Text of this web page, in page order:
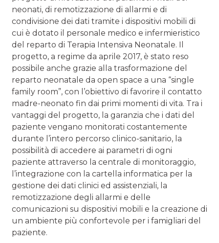
neonati, di remotizzazione di allarmi e di
condivisione dei dati tramite i dispositivi mobili di
cui è dotato il personale medico e infermieristico
del reparto di Terapia Intensiva Neonatale. Il
progetto, a regime da aprile 2017, è stato reso
possibile anche grazie alla trasformazione del
reparto neonatale da open space a una “single
family room”, con l’obiettivo di favorire il contatto
madre-neonato fin dai primi momenti di vita. Tra i
vantaggi del progetto, la garanzia che i dati del
paziente vengano monitorati costantemente
durante l’intero percorso clinico-sanitario, la
possibilità di accedere ai parametri di ogni
paziente attraverso la centrale di monitoraggio,
l’integrazione con la cartella informatica per la
gestione dei dati clinici ed assistenziali, la
remotizzazione degli allarmi e delle
comunicazioni su dispositivi mobili e la creazione di
un ambiente più confortevole per i famigliari del
paziente.